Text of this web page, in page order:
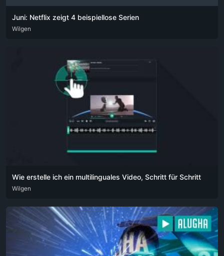
Juni: Netflix zeigt 4 beispiellose Serien
DEU ENG
Wilgen
Wie erstelle ich ein multilinguales Video, Schritt für Schritt
ARA DEU
Wilgen